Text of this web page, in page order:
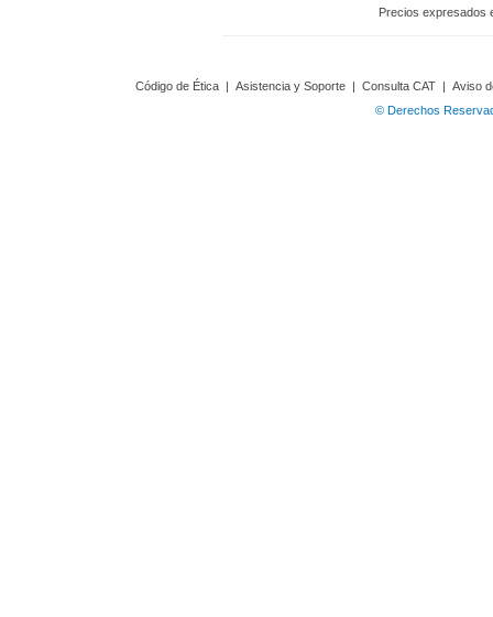
Precios expresados
Código de Ética | Asistencia y Soporte | Consulta CAT | Aviso
© Derechos